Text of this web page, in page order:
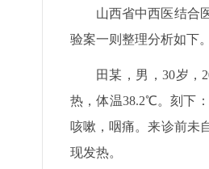
山西省中西医结合
验案一则整理分析如下。
田某，男，30岁，
热，体温38.2℃。刻下
咳嗽，咽痛。来诊前未
现发热。